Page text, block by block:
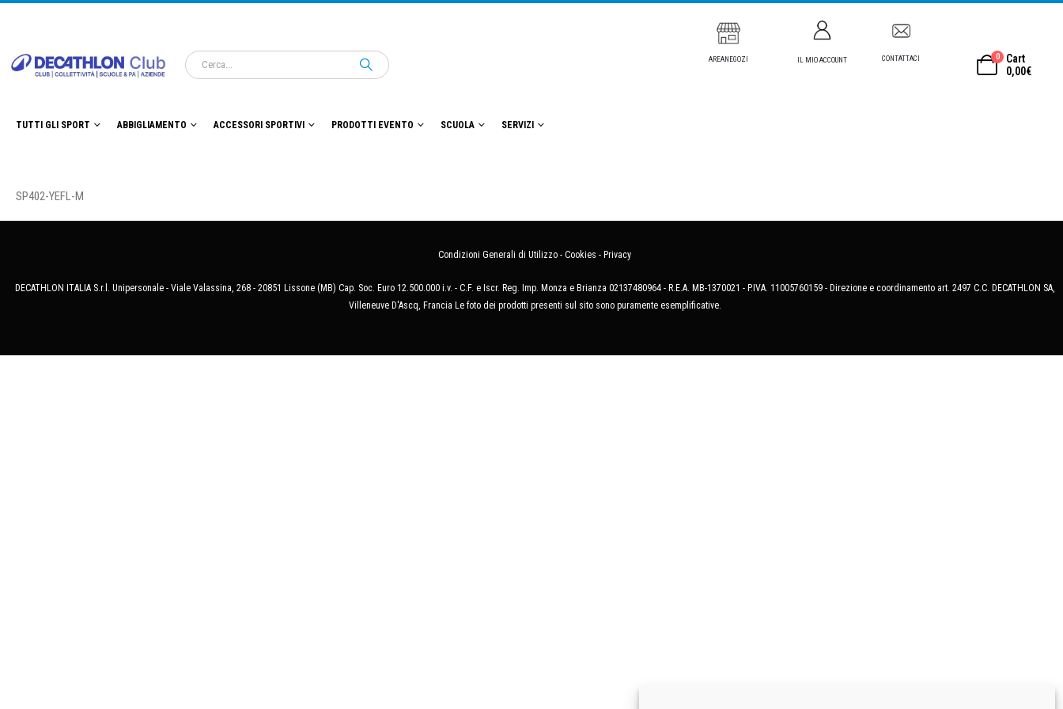
AREANEGOZI IL MIO ACCOUNT CONTATTACI 0
Cart
0,00€
TUTTI GLI SPORT ABBIGLIAMENTO ACCESSORI SPORTIVI PRODOTTI EVENTO SCUOLA SERVIZI
SP402-YEFL-M
Condizioni Generali di Utilizzo - Cookies - Privacy
DECATHLON ITALIA S.r.l. Unipersonale - Viale Valassina, 268 - 20851 Lissone (MB) Cap. Soc. Euro 12.500.000 i.v. - C.F. e Iscr. Reg. Imp. Monza e Brianza 02137480964 - R.E.A. MB-1370021 - P.IVA. 11005760159 - Direzione e coordinamento art. 2497 C.C. DECATHLON SA,
Villeneuve D'Ascq, Francia Le foto dei prodotti presenti sul sito sono puramente esemplificative.